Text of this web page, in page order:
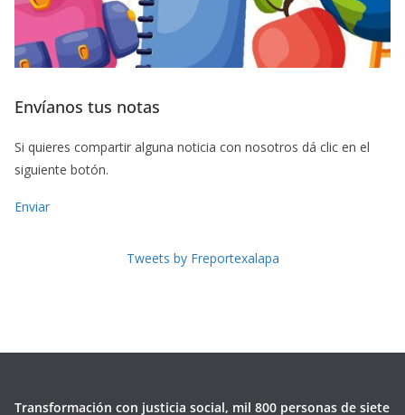
Envíanos tus notas
Si quieres compartir alguna noticia con nosotros dá clic en el
siguiente botón.
Enviar
Tweets by Freportexalapa
Transformación con justicia social, mil 800 personas de siete